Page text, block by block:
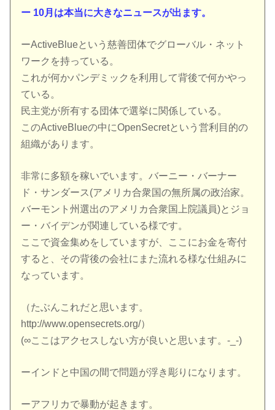
ー 10月は本当に大きなニュースが出ます。
ーActiveBlueという慈善団体でグローバル・ネット
ワークを持っている。
これが何かパンデミックを利用して背後で何かやっ
ている。
民主党が所有する団体で選挙に関係している。
このActiveBlueの中にOpenSecretという営利目的の
組織があります。
非常に多額を稼いでいます。バーニー・バーナー
ド・サンダース(アメリカ合衆国の無所属の政治家。
バーモント州選出のアメリカ合衆国上院議員)とジョ
ー・バイデンが関連している様です。
ここで資金集めをしていますが、ここにお金を寄付
すると、その背後の会社にまた流れる様な仕組みに
なっています。
（たぶんこれだと思います。
http://www.opensecrets.org/）
(∞ここはアクセスしない方が良いと思います。-_-)
ーインドと中国の間で問題が浮き彫りになります。
ーアフリカで暴動が起きます。